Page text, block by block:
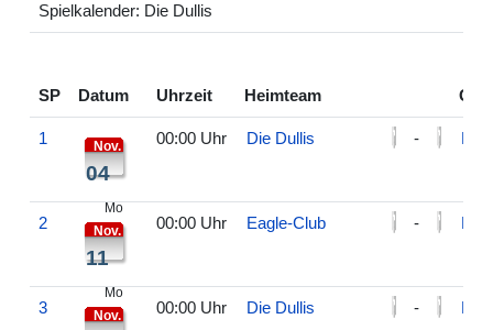
Spielkalender: Die Dullis
SP Datum Uhrzeit Heimteam
1 Nov.
04
Mo
00:00 Uhr Die Dullis -
2 Nov.
11
Mo
00:00 Uhr Eagle-Club - Die
3 Nov. 00:00 Uhr Die Dullis -